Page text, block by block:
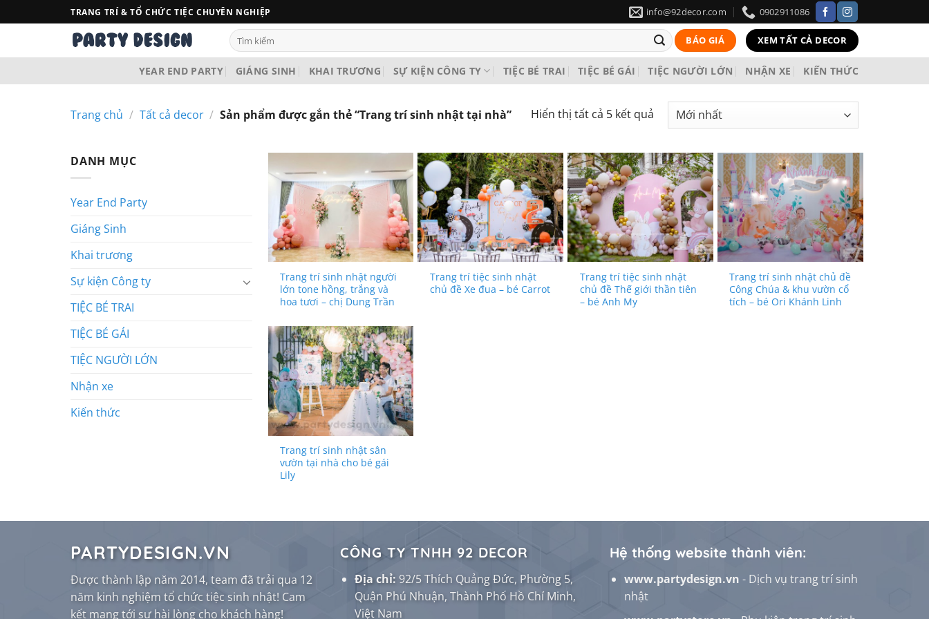
qua
dung
TRANG TRÍ & TỔ CHỨC TIỆC CHUYÊN NGHIỆP info@92decor.com 0902911086
Tìm
kiếm:
BÁO GIÁ XEM TẤT CẢ DECOR
YEAR END PARTY GIÁNG SINH KHAI TRƯƠNG SỰ KIỆN CÔNG TY TIỆC BÉ TRAI TIỆC BÉ GÁI TIỆC NGƯỜI LỚN NHẬN XE KIẾN THỨC
Trang chủ / Tất cả decor / Sản phẩm được gắn thẻ “Trang trí sinh nhật tại nhà” Hiển thị tất cả 5 kết quả
DANH MỤC
Year End Party
Giáng Sinh
Khai trương
Sự kiện Công ty
TIỆC BÉ TRAI
TIỆC BÉ GÁI
TIỆC NGƯỜI LỚN
Nhận xe
Kiến thức
Trang trí sinh nhật người
lớn tone hồng, trắng và
hoa tươi – chị Dung Trần
Trang trí tiệc sinh nhật
chủ đề Xe đua – bé Carrot
Trang trí tiệc sinh nhật
chủ đề Thế giới thần tiên
– bé Anh My
Trang trí sinh nhật chủ đề
Công Chúa & khu vườn cổ
tích – bé Ori Khánh Linh
Trang trí sinh nhật sân
vườn tại nhà cho bé gái
Lily
PARTYDESIGN.VN
Được thành lập năm 2014, team đã trải qua 12
năm kinh nghiệm tổ chức tiệc sinh nhật! Cam
kết mang tới sự hài lòng cho khách hàng!
CÔNG TY TNHH 92 DECOR
Địa chỉ: 92/5 Thích Quảng Đức, Phường 5,
Quận Phú Nhuận, Thành Phố Hồ Chí Minh,
Việt Nam
Hệ thống website thành viên:
www.partydesign.vn - Dịch vụ trang trí sinh
nhật